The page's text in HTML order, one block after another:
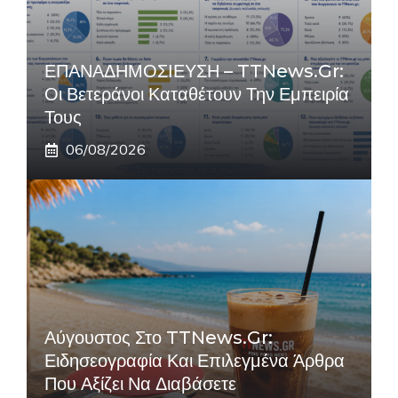
ΕΠΑΝΑΔΗΜΟΣΙΕΥΣΗ – TTNews.gr:
Οι Βετεράνοι Καταθέτουν Την Εμπειρία
Τους
06/08/2026
Αύγουστος Στο TTNews.gr:
Ειδησεογραφία Και Επιλεγμένα Άρθρα
Που Αξίζει Να Διαβάσετε